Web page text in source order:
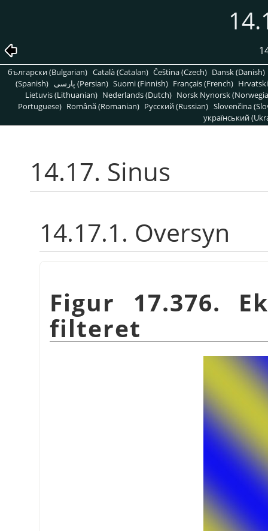
български (Bulgarian) Català (Catalan) Čeština (Czech) Dansk (Danish)
(Spanish)
پارسی (Persian) Suomi (Finnish) Français (French)
Lietuvis (Lithuanian) Nederlands (Dutch) Norsk Nynorsk
Portuguese) Română (Romanian) Pусский (Russian) Slovenčina
український
14.17. Sinus
14.17.1. Oversyn
Figur 17.376.
filteret